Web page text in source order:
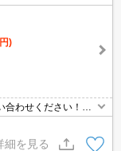
)
わせください！オ
細を見る